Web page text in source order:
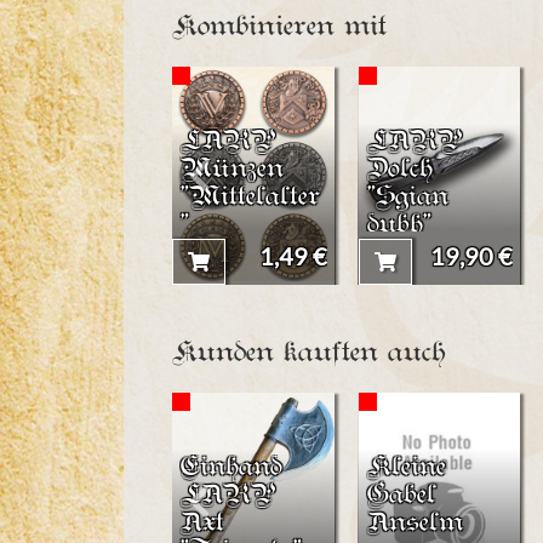
Kombinieren mit
LARP
Münzen
"Mittelalter
"
1,49 €
LARP
Dolch
"Sgian
dubh"
19,90 €
Kunden kauften auch
Einhand
LARP
Axt
Kleine
Gabel
Anselm